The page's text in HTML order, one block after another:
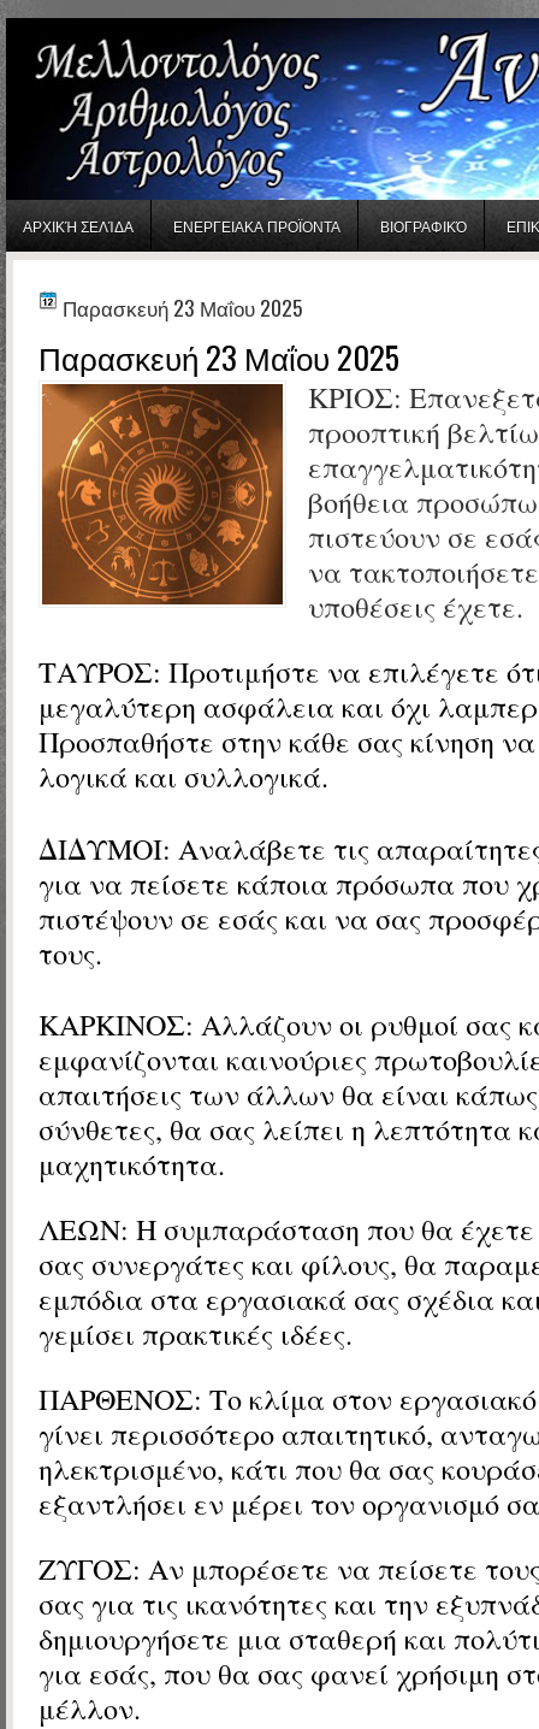
ΑΡΧΙΚΉ ΣΕΛΊΔΑ ΕΝΕΡΓΕΙΑΚΑ ΠΡΟΪΟΝΤΑ ΒΙΟΓΡΑΦΙΚΌ
Παρασκευή 23 Μαΐου 2025
Παρασκευή 23 Μαΐου 2025
ΚΡΙΟΣ:
προοπτική
βοήθεια
πιστεύουν σε
να
υποθέσεις έχετε.
ΤΑΥΡΟΣ: Προτιμήστε να επιλέγετε
μεγαλύτερη ασφάλεια και όχι
Προσπαθήστε στην κάθε σας κίνηση
λογικά και συλλογικά.
ΔΙΔΥΜΟΙ: Αναλάβετε τις
για να πείσετε κάποια πρόσωπα που
πιστέψουν σε εσάς και να σας
τους.
ΚΑΡΚΙΝΟΣ: Αλλάζουν οι ρυθμοί σας
εμφανίζονται καινούριες
απαιτήσεις των άλλων θα είναι κάπως
σύνθετες, θα σας λείπει η λεπτότητα
μαχητικότητα.
ΛΕΩΝ: Η συμπαράσταση που θα έχετε
σας συνεργάτες και φίλους, θα
εμπόδια στα εργασιακά σας σχέδια
γεμίσει πρακτικές ιδέες.
ΠΑΡΘΕΝΟΣ: Το κλίμα στον
γίνει περισσότερο απαιτητικό,
ηλεκτρισμένο, κάτι που θα σας
εξαντλήσει εν μέρει τον οργανισμό
ΖΥΓΟΣ: Αν μπορέσετε να πείσετε
σας για τις ικανότητες και την
δημιουργήσετε μια σταθερή και
για εσάς, που θα σας φανεί χρήσιμη
μέλλον.